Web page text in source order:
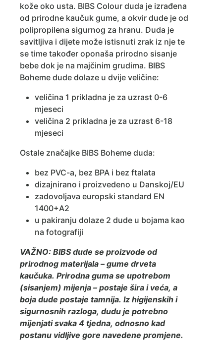
kože oko usta. BIBS Colour duda je izrađena
od prirodne kaučuk gume, a okvir dude je od
polipropilena sigurnog za hranu. Duda je
savitljiva i dijete može istisnuti zrak iz nje te
se time također oponaša prirodno sisanje
bebe dok je na majčinim grudima. BIBS
Boheme dude dolaze u dvije veličine:
veličina 1 prikladna je za uzrast 0-6
mjeseci
veličina 2 prikladna je za uzrast 6-18
mjeseci
Ostale značajke BIBS Boheme duda:
bez PVC-a, bez BPA i bez ftalata
dizajnirano i proizvedeno u Danskoj/EU
zadovoljava europski standard EN
1400+A2
u pakiranju dolaze 2 dude u bojama kao
na fotografiji
VAŽNO: BIBS dude se proizvode od
prirodnog materijala – gume drveta
kaučuka. Prirodna guma se upotrebom
(sisanjem) mijenja – postaje šira i veća, a
boja dude postaje tamnija. Iz higijenskih i
sigurnosnih razloga, dudu je potrebno
mijenjati svaka 4 tjedna, odnosno kad
postanu vidljive gore navedene promjene.